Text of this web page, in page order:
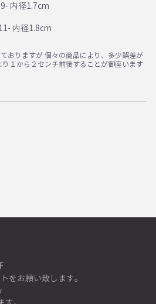
9- 内径1.7cm
内径1.8cm
おりますが 個々の商品により、多少誤差が
１から２センチ前後することが御座います
をお願い致します。